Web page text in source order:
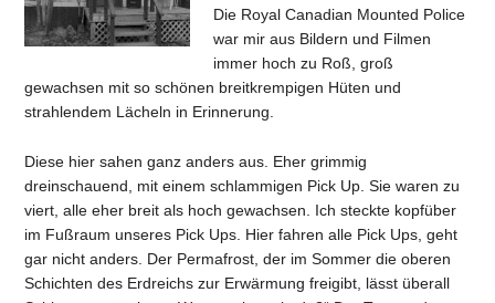
Die Royal Canadian Mounted Police
war mir aus Bildern und Filmen
immer hoch zu Roß, groß
gewachsen mit so schönen breitkrempigen Hüten und
strahlendem Lächeln in Erinnerung.
Diese hier sahen ganz anders aus. Eher grimmig
dreinschauend, mit einem schlammigen Pick Up. Sie waren zu
viert, alle eher breit als hoch gewachsen. Ich steckte kopfüber
im Fußraum unseres Pick Ups. Hier fahren alle Pick Ups, geht
gar nicht anders. Der Permafrost, der im Sommer die oberen
Schichten des Erdreichs zur Erwärmung freigibt, lässt überall